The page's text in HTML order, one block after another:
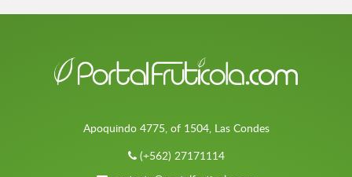
Apoquindo 4775, of 1504, Las Condes
(+562) 27171114